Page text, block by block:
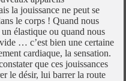
la jouissance ne peut se
le corps ! Quand nous
élastique ou quand nous
… c’est bien une certaine
cardiaque, la sensation.
que ces jouissances
le désir, lui barrer la route